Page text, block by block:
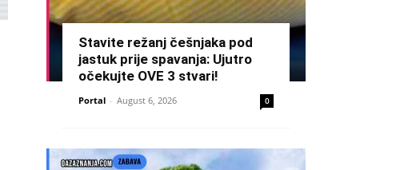
Stavite režanj češnjaka pod
jastuk prije spavanja: Ujutro
očekujte OVE 3 stvari!
Portal - August 6, 2026 0